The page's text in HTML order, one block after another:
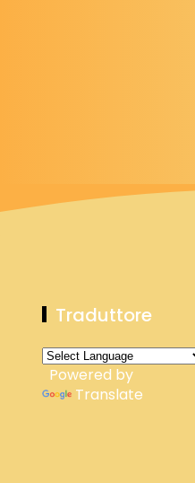
Traduttore
Powered by
Translate